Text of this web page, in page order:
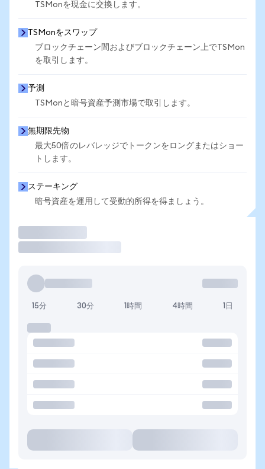
TSMonを現金に交換します。
TSMonをスワップ
ブロックチェーン間およびブロックチェーン上でTSMon
を取引します。
予測
TSMonと暗号資産予測市場で取引します。
無期限先物
最大50倍のレバレッジでトークンをロングまたはショー
トします。
ステーキング
暗号資産を運用して受動的所得を得ましょう。
15分 30分 1時間 4時間 1日